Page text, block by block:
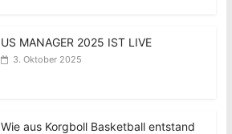
US MANAGER 2025 IST LIVE
3. Oktober 2025
Wie aus Korgboll Basketball entstand